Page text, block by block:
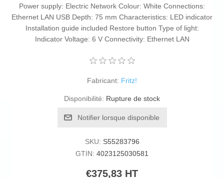
Power supply: Electric Network Colour: White Connections:
Ethernet LAN USB Depth: 75 mm Characteristics: LED indicator
Installation guide included Restore button Type of light:
Indicator Voltage: 6 V Connectivity: Ethernet LAN
Fabricant: Fritz!
Disponibilité: Rupture de stock
Notifier lorsque disponible
SKU: S55283796
GTIN: 4023125030581
€375,83 HT